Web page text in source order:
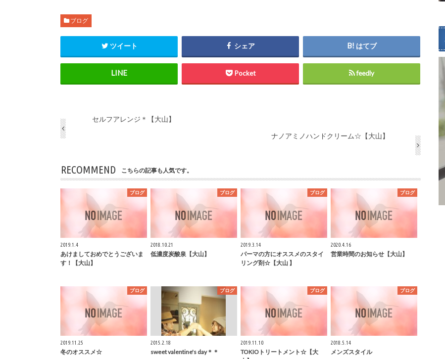
ブログ
ツイート シェア はてブ
Pocket feedly
セルフアレンジ＊【大山】
ナノアミノハンドクリーム☆【大山】
RECOMMEND こちらの記事も人気です。
ブログ
2019.1.4
あけましておめでとうございま
す！【大山】
ブログ
2018.10.21
低濃度炭酸泉【大山】
ブログ
2019.3.14
パーマの方にオススメのスタイ
リング剤☆【大山 】
ブログ
2020.4.16
営業時間のお知らせ【大山】
ブログ
2019.11.25
冬のオススメ☆
ブログ
2015.2.18
sweet valentine's day＊＊
ブログ
2019.11.10
TOKIOトリートメント☆【大
ブログ
2018.5.14
メンズスタイル